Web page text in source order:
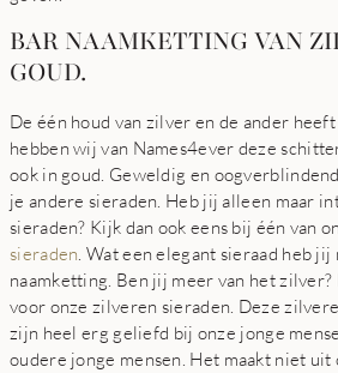
BAR NAAMKETTING VAN
GOUD.
De één houd van zilver en de ander
hebben wij van Names4ever deze
ook in goud. Geweldig en
je andere sieraden. Heb jij alleen maar
sieraden? Kijk dan ook eens bij één van
sieraden . Wat een elegant sieraad heb
naamketting. Ben jij meer van het
voor onze zilveren sieraden. Deze
zijn heel erg geliefd bij onze jonge
oudere jonge mensen. Het maakt niet uit